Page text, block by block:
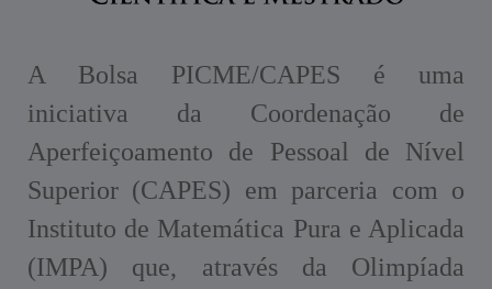
A Bolsa PICME/CAPES é uma
iniciativa da Coordenação de
Aperfeiçoamento de Pessoal de Nível
Superior (CAPES) em parceria com o
Instituto de Matemática Pura e Aplicada
(IMPA) que, através da Olimpíada